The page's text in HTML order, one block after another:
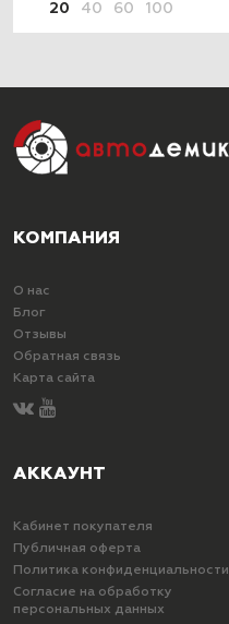
20 40 60 100
КОМПАНИЯ
О нас
Блог
Отзывы
Обратная связь
Карта сайта
АККАУНТ
Кабинет покупателя
Публичная оферта
Политика конфиденциальности
Согласие на обработку
персональных данных